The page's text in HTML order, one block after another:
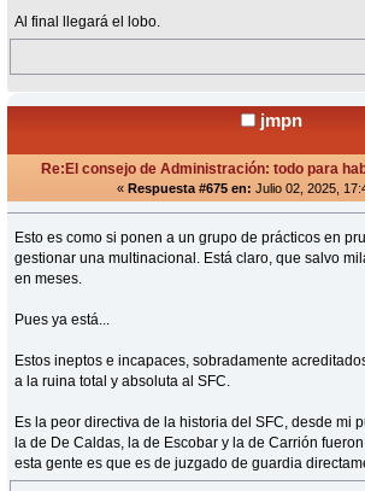
Al final llegará el lobo.
jmpn
Re:El consejo de Administración: todo para
« Respuesta #675 en: Julio 02, 2025,
Esto es como si ponen a un grupo de prácticos en
gestionar una multinacional. Está claro, que salvo
en meses.
Pues ya está...
Estos ineptos e incapaces, sobradamente
a la ruina total y absoluta al SFC.
Es la peor directiva de la historia del SFC, desde mi
la de De Caldas, la de Escobar y la de Carrión
esta gente es que es de juzgado de guardia